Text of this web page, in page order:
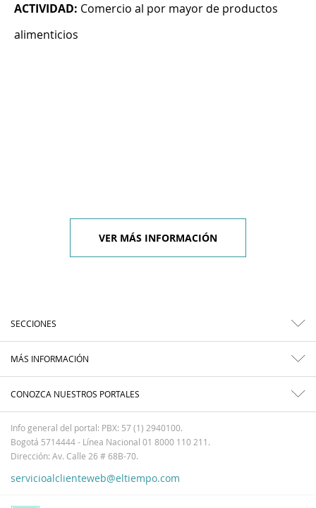
ACTIVIDAD: Comercio al por mayor de productos
alimenticios
VER MÁS INFORMACIÓN
SECCIONES
MÁS INFORMACIÓN
CONOZCA NUESTROS PORTALES
Info general del portal: PBX: 57 (1) 2940100.
Bogotá 5714444 - Línea Nacional 01 8000 110 211.
Dirección: Av. Calle 26 # 68B-70.
servicioalclienteweb@eltiempo.com